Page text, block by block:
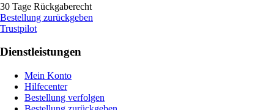
30 Tage Rückgaberecht
Bestellung zurückgeben
Trustpilot
Dienstleistungen
Mein Konto
Hilfecenter
Bestellung verfolgen